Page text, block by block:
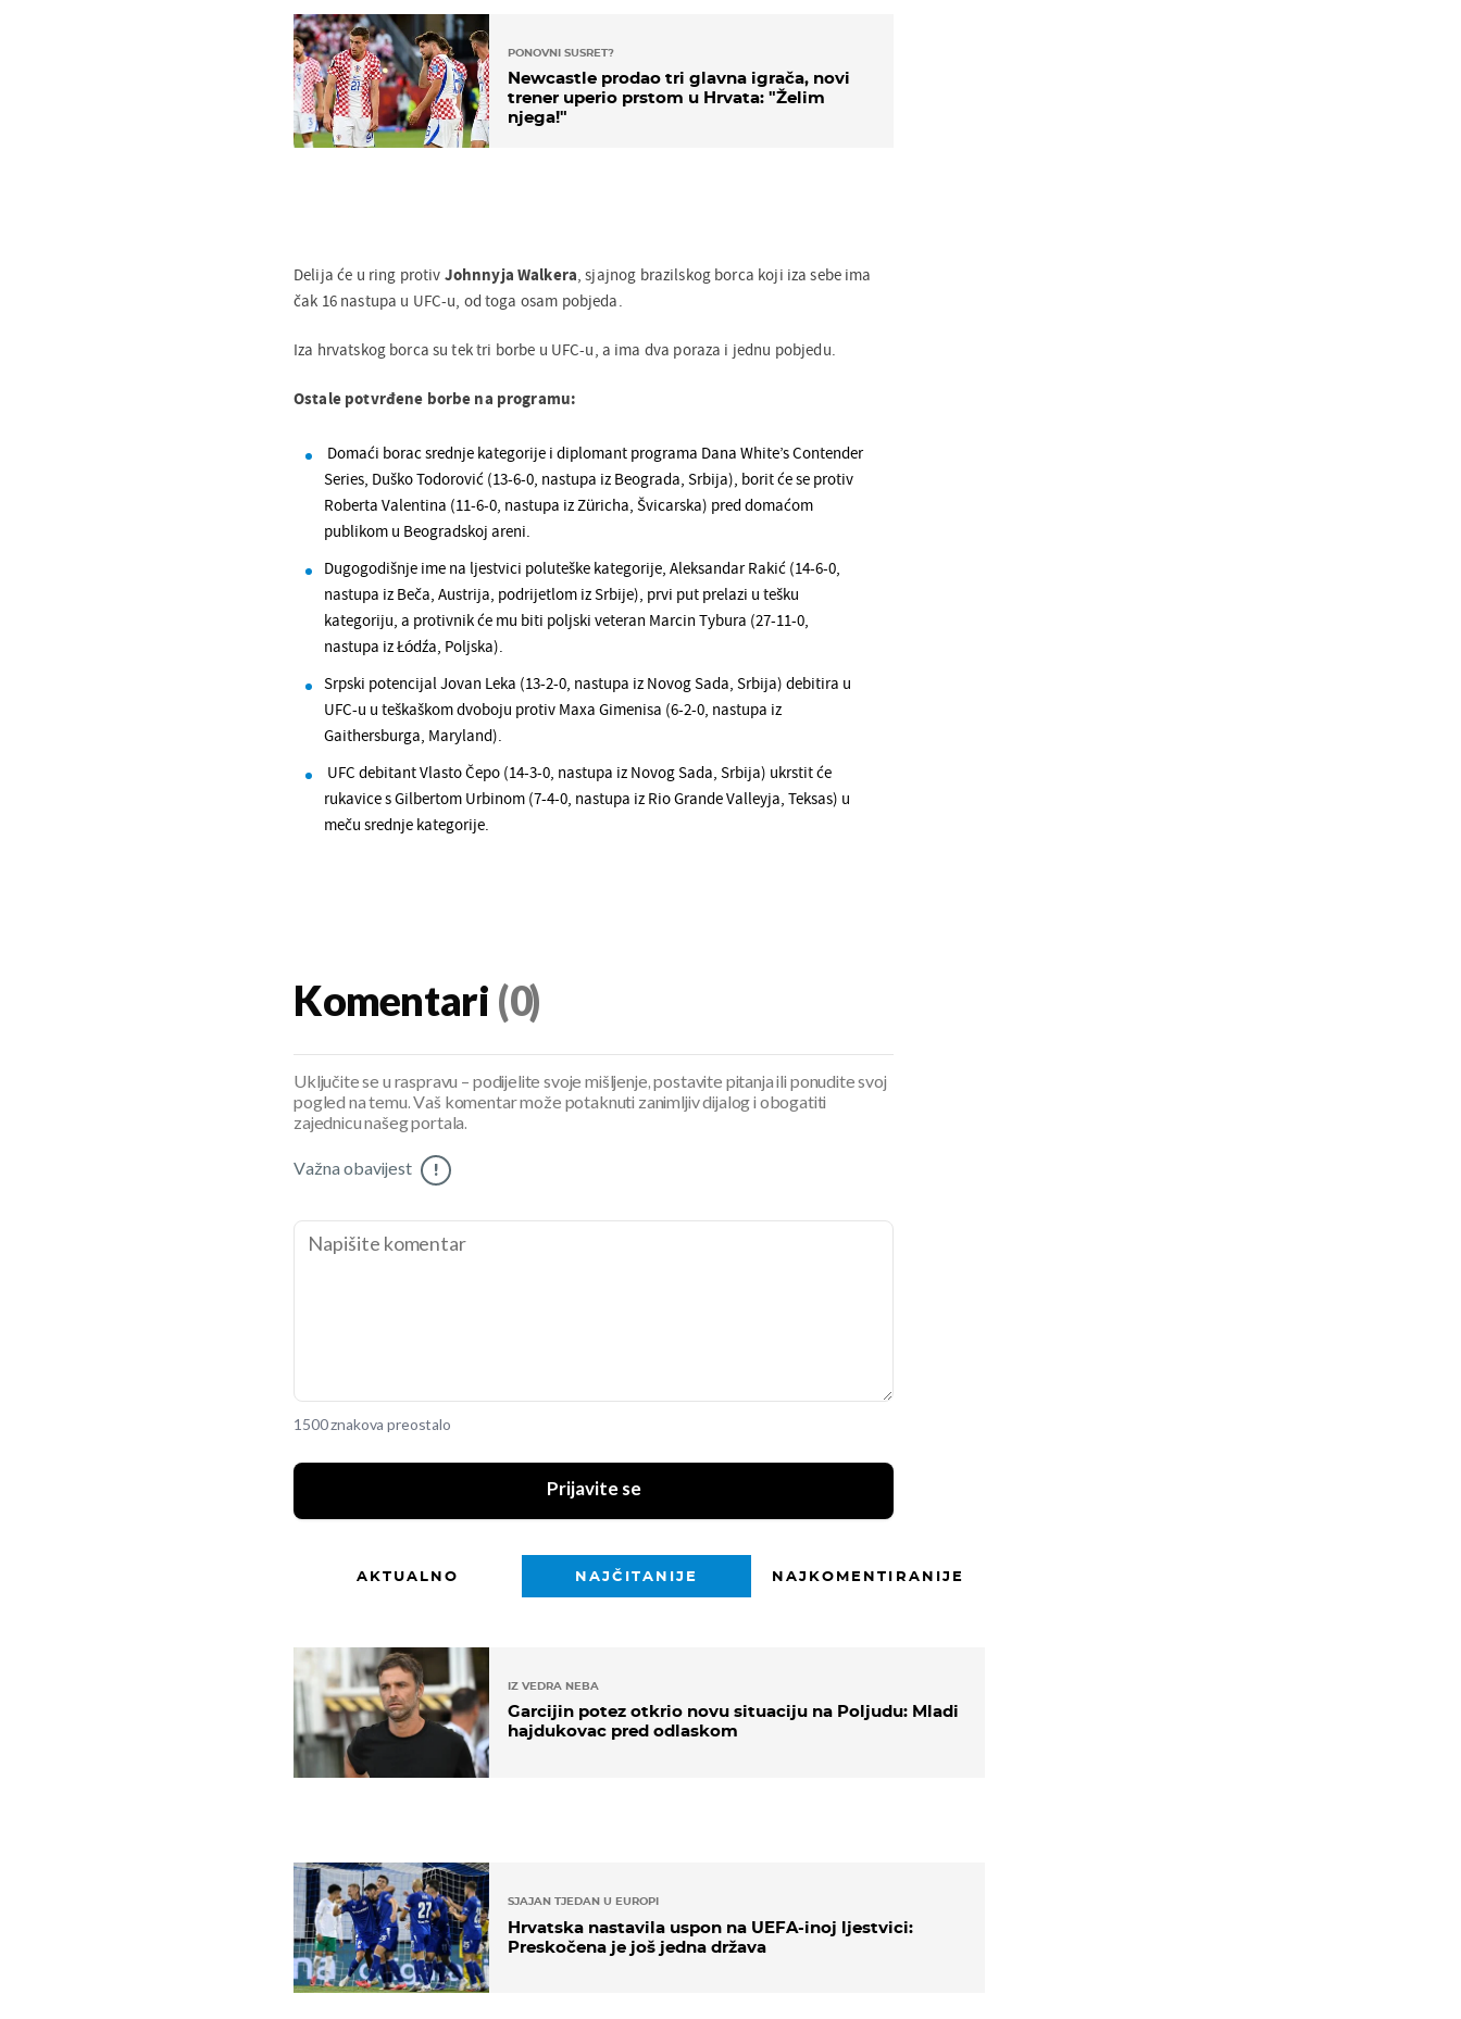
PONOVNI SUSRET?
Newcastle prodao tri glavna igrača, novi
trener uperio prstom u Hrvata: "Želim
njega!"
Delija će u ring protiv Johnnyja Walkera, sjajnog brazilskog borca koji iza sebe ima
čak 16 nastupa u UFC-u, od toga osam pobjeda.
Iza hrvatskog borca su tek tri borbe u UFC-u, a ima dva poraza i jednu pobjedu.
Ostale potvrđene borbe na programu:
Domaći borac srednje kategorije i diplomant programa Dana White’s Contender
Series, Duško Todorović (13-6-0, nastupa iz Beograda, Srbija), borit će se protiv
Roberta Valentina (11-6-0, nastupa iz Züricha, Švicarska) pred domaćom
publikom u Beogradskoj areni.
Dugogodišnje ime na ljestvici poluteške kategorije, Aleksandar Rakić (14-6-0,
nastupa iz Beča, Austrija, podrijetlom iz Srbije), prvi put prelazi u tešku
kategoriju, a protivnik će mu biti poljski veteran Marcin Tybura (27-11-0,
nastupa iz Łódźa, Poljska).
Srpski potencijal Jovan Leka (13-2-0, nastupa iz Novog Sada, Srbija) debitira u
UFC-u u teškaškom dvoboju protiv Maxa Gimenisa (6-2-0, nastupa iz
Gaithersburga, Maryland).
UFC debitant Vlasto Čepo (14-3-0, nastupa iz Novog Sada, Srbija) ukrstit će
rukavice s Gilbertom Urbinom (7-4-0, nastupa iz Rio Grande Valleyja, Teksas) u
meču srednje kategorije.
Komentari (0)
Uključite se u raspravu – podijelite svoje mišljenje, postavite pitanja ili ponudite svoj
pogled na temu. Vaš komentar može potaknuti zanimljiv dijalog i obogatiti
zajednicu našeg portala.
Važna obavijest !
1500 znakova preostalo
Prijavite se
AKTUALNO NAJČITANIJE NAJKOMENTIRANIJE
IZ VEDRA NEBA
Garcijin potez otkrio novu situaciju na Poljudu: Mladi
hajdukovac pred odlaskom
SJAJAN TJEDAN U EUROPI
Hrvatska nastavila uspon na UEFA-inoj ljestvici:
Preskočena je još jedna država